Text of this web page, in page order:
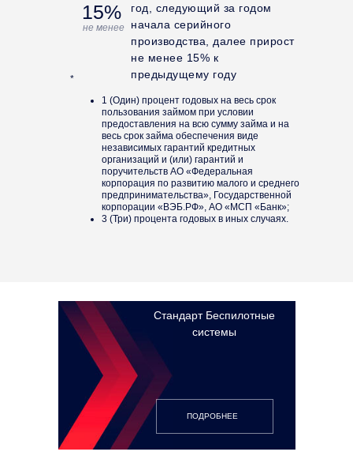
*
1 (Один) процент годовых на весь срок
пользования займом при условии
предоставления на всю сумму займа и на
весь срок займа обеспечения виде
независимых гарантий кредитных
организаций и (или) гарантий и
поручительств АО «Федеральная
корпорация по развитию малого и среднего
предпринимательства», Государственной
корпорации «ВЭБ.РФ», АО «МСП «Банк»;
3 (Три) процента годовых в иных случаях.
15%
не менее
год, следующий за годом
начала серийного
производства, далее прирост
не менее 15% к
предыдущему году
Стандарт Беспилотные
системы
ПОДРОБНЕЕ⠀